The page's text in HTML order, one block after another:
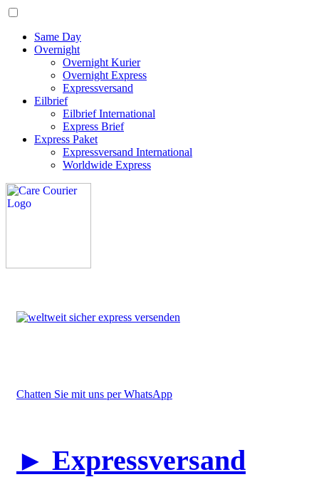
Same Day
Overnight
Overnight Kurier
Overnight Express
Expressversand
Eilbrief
Eilbrief International
Express Brief
Express Paket
Expressversand International
Worldwide Express
Chatten Sie mit uns per WhatsApp
► Expressversand